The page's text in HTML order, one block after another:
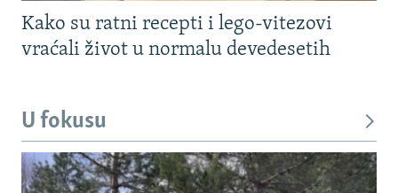
Kako su ratni recepti i lego-vitezovi
vraćali život u normalu devedesetih
U fokusu